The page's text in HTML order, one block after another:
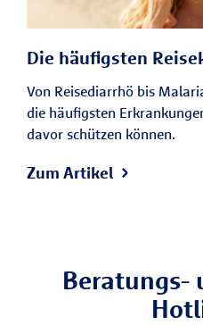
ausgestellt.
Visum/
Sie vorab, ob Ihr
oder eine
(z. B. ESTA)
(ARKV) wird
– auch innerhalb
schalten Sie nicht
Mülleimer.
Die häufigsten
Von Reisediarrhö bis
die häufigsten
davor schützen können.
Zum Artikel
Beratungs-